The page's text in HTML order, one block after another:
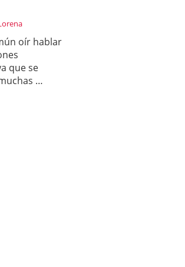
oír hablar
que se
…